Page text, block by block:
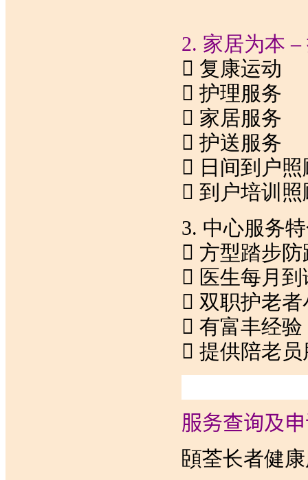
2. 家居为本
 复康运动
 护理服务
 家居服务
 护送服务
 日间到户照
 到户培训照
3. 中心服务
 方型踏步
 医生每月到
 双职护老者
 有富丰经
 提供陪老
服务查询及
頣荃长者健